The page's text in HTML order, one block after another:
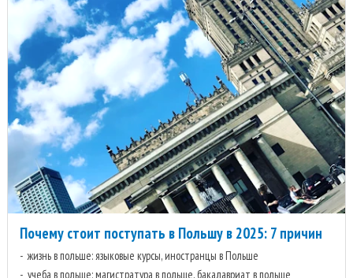
Почему стоит поступать в Польшу в 2025: 7 причин
жизнь в польше: языковые курсы, иностранцы в Польше
учеба в польше: магистратура в польше, бакалавриат в польше